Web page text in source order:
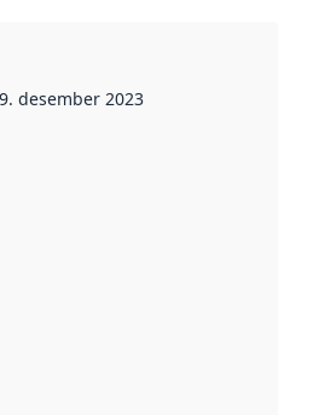
desember 2023